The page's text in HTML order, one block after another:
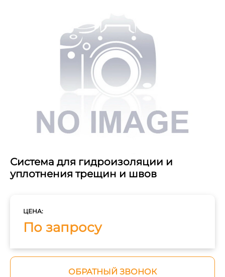
Система для гидроизоляции и
уплотнения трещин и швов
ЦЕНА:
По запросу
ОБРАТНЫЙ ЗВОНОК